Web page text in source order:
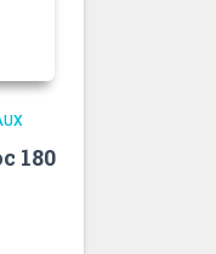
180